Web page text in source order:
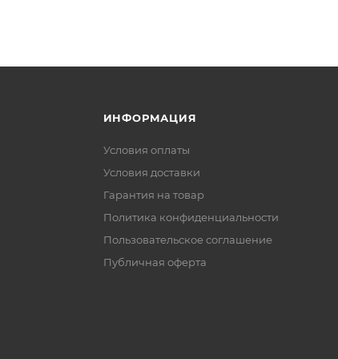
ИНФОРМАЦИЯ
Условия оплаты
Условия доставки
Гарантия на товар
Политика конфиденциальности
Пользовательское соглашение
Публичная оферта